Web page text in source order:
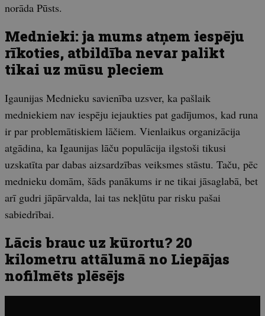
norāda Pūsts.
Mednieki: ja mums atņem iespēju
rīkoties, atbildība nevar palikt
tikai uz mūsu pleciem
Igaunijas Mednieku savienība uzsver, ka pašlaik
medniekiem nav iespēju iejaukties pat gadījumos, kad runa
ir par problemātiskiem lāčiem. Vienlaikus organizācija
atgādina, ka Igaunijas lāču populācija ilgstoši tikusi
uzskatīta par dabas aizsardzības veiksmes stāstu. Taču, pēc
mednieku domām, šāds panākums ir ne tikai jāsaglabā, bet
arī gudri jāpārvalda, lai tas nekļūtu par risku pašai
sabiedrībai.
Lācis brauc uz kūrortu? 20
kilometru attālumā no Liepājas
nofilmēts plēsējs